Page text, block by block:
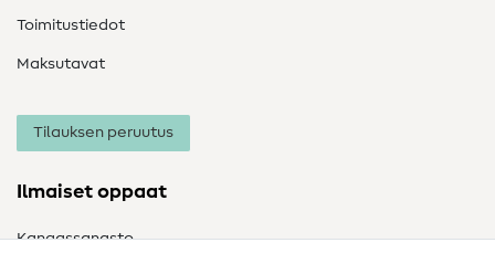
Toimitustiedot
Maksutavat
Tilauksen peruutus
Ilmaiset oppaat
Kangassanasto